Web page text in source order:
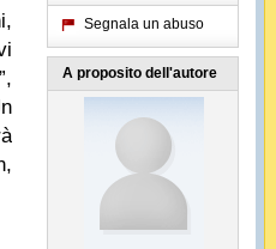
”,
Segnala un abuso
A proposito dell'autore